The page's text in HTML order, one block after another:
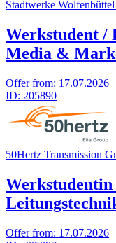
Stadtwerke
Werkstudent /
Media &
Offer from: 17.07.2026
ID: 205890
50Hertz Transmission
Offer from: 17.07.2026